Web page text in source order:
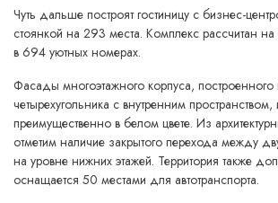
Чуть дальше построят гостиницу с бизнес-
стоянкой на 293 места. Комплекс рассчитан
в 694 уютных номерах.
Фасады многоэтажного корпуса, построенного
четырехугольника с внутренним
преимущественно в белом цвете. Из
отметим наличие закрытого перехода между
на уровне нижних этажей. Территория также
оснащается 50 местами для автотранспорта.